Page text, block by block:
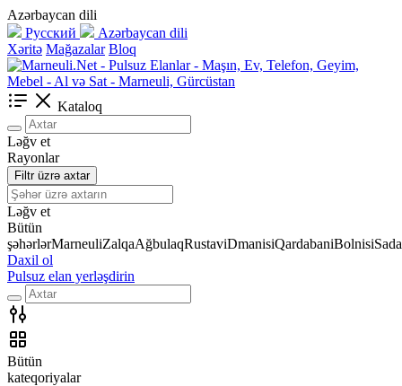
Azərbaycan dili
Русский
Azərbaycan dili
Xəritə Mağazalar Bloq
Kataloq
Ləğv et
Rayonlar
Filtr üzrə axtar
Ləğv et
Bütün
şəhərlərMarneuliZalqaAğbulaqRustaviDmanisiQardabaniBolnisi
Daxil ol
Pulsuz elan yerləşdirin
Bütün
kateqoriyalar